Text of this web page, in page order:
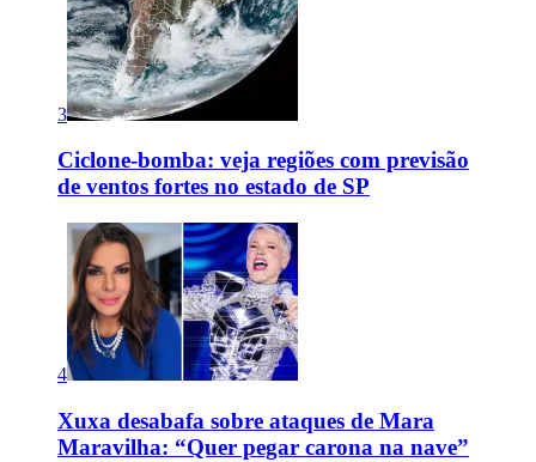
3
Ciclone-bomba: veja regiões com previsão
de ventos fortes no estado de SP
4
Xuxa desabafa sobre ataques de Mara
Maravilha: “Quer pegar carona na nave”